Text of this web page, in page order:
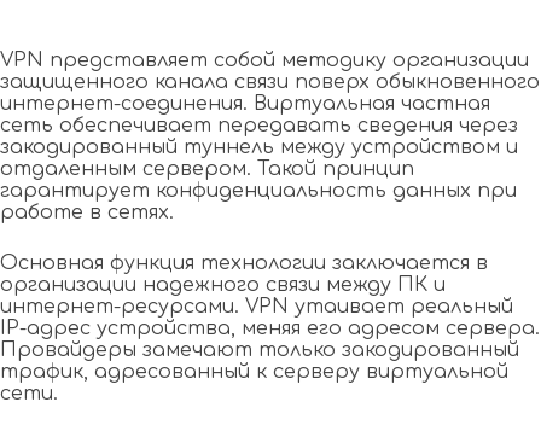
VPN представляет собой методику организации
защищенного канала связи поверх обыкновенного
интернет-соединения. Виртуальная частная
сеть обеспечивает передавать сведения через
закодированный туннель между устройством и
отдаленным сервером. Такой принцип
гарантирует конфиденциальность данных при
работе в сетях.
Основная функция технологии заключается в
организации надежного связи между ПК и
интернет-ресурсами. VPN утаивает реальный
IP-адрес устройства, меняя его адресом сервера.
Провайдеры замечают только закодированный
трафик, адресованный к серверу виртуальной
сети.